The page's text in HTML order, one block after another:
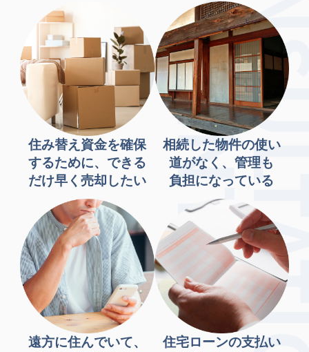
住み替え資金を確保
するために、できる
だけ早く売却したい
相続した物件の使い
道がなく、管理も
負担になっている
遠方に住んでいて、
住宅ローンの支払い